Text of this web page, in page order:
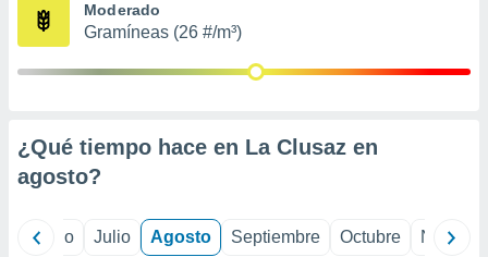
1199
Moderado
Gramíneas (26 #/m³)
¿Qué tiempo hace en La Clusaz en
agosto?
Junio Julio Agosto Septiembre Octubre